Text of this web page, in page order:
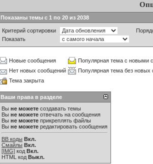
Показаны темы с 1 по 20 из 2038
Критерий сортировки
Показать
Новые сообщения
Популярная тема с новыми
Нет новых сообщений
Популярная тема без новых
Тема закрыта
Ваши права в разделе
Вы не можете создавать темы
Вы не можете отвечать на сообщения
Вы не можете прикреплять файлы
Вы не можете редактировать сообщения
BB коды Вкл.
Смайлы Вкл.
[IMG] код Вкл.
HTML код Выкл.